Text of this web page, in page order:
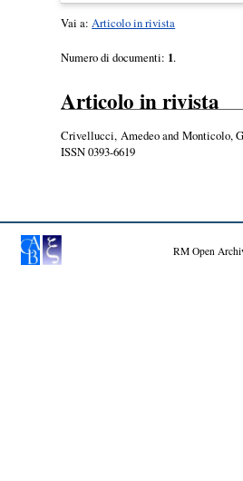
Vai a:Articolo in rivista
Numero di documenti: 1.
Articolo in rivista
Crivellucci, Amedeoand Monticolo,
ISSN 0393-6619
RM Open